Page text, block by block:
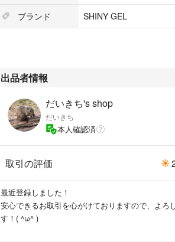
ブランド
SHINY GEL
出品者情報
だいきち's shop
だいきち
本人確認済
取引の評価
最近登録しました！
安心できるお取引を心がけておりますので、よろ
す！( ^ω^ )